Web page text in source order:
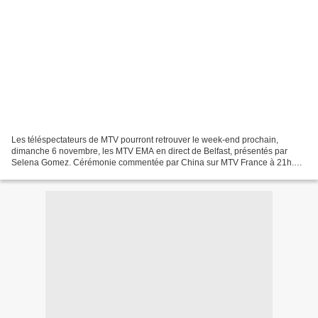
Les téléspectateurs de MTV pourront retrouver le week-end prochain,
dimanche 6 novembre, les MTV EMA en direct de Belfast, présentés par
Selena Gomez. Cérémonie commentée par China sur MTV France à 21h.